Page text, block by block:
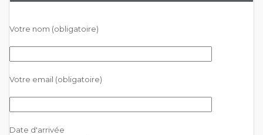
Votre nom (obligatoire)
Votre email (obligatoire)
Date d'arrivée